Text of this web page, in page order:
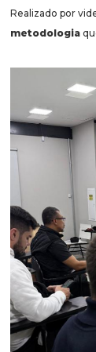
Realizado por
metodologia